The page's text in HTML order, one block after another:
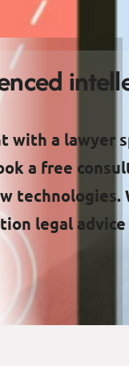
with a lawyer
a free
technologies.
legal